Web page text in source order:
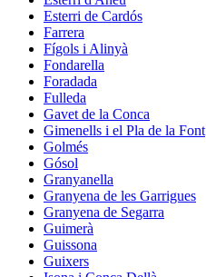
Esterri de Cardós
Farrera
Fígols i Alinyà
Fondarella
Foradada
Fulleda
Gavet de la Conca
Gimenells i el Pla de la Font
Golmés
Gósol
Granyanella
Granyena de les Garrigues
Granyena de Segarra
Guimerà
Guissona
Guixers